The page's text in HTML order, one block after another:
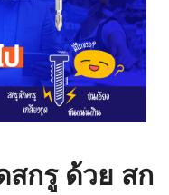
กรู ด้วย สก